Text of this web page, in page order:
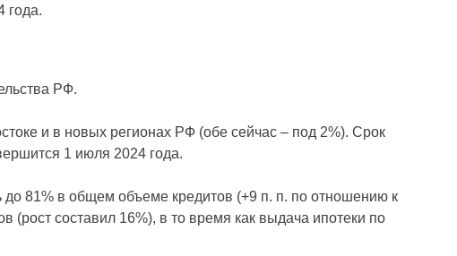
года.
РФ.
и в новых регионах РФ (обе сейчас – под 2%). Срок
1 июля 2024 года.
81% в общем объеме кредитов (+9 п. п. по отношению к
составил 16%), в то время как выдача ипотеки по